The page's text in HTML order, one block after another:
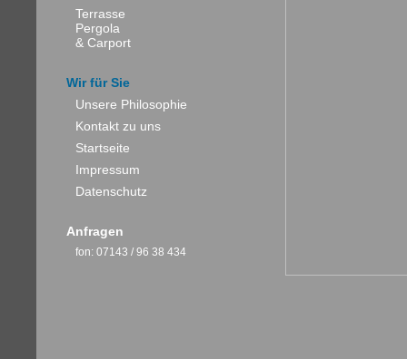
Terrasse
Pergola
& Carport
Wir für Sie
Unsere Philosophie
Kontakt zu uns
Startseite
Impressum
Datenschutz
Anfragen
fon: 07143 / 96 38 434